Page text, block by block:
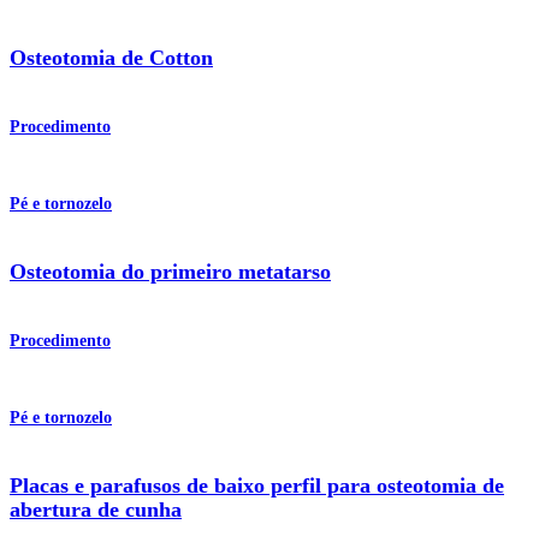
Osteotomia de Cotton
Procedimento
Pé e tornozelo
Osteotomia do primeiro metatarso
Procedimento
Pé e tornozelo
Placas e parafusos de baixo perfil para osteotomia de
abertura de cunha